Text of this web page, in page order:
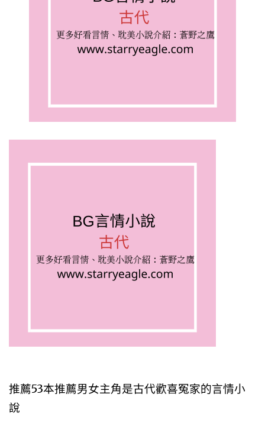
推薦53本推薦男女主角是古代歡喜冤家的言情小
說